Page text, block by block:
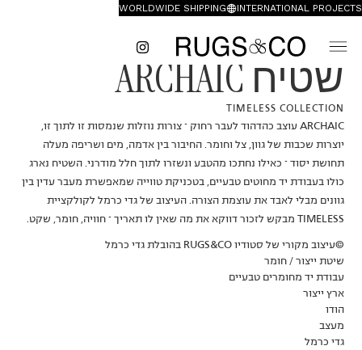
INTERNATIONAL PROJECTS
WORLDWIDE SHIPPING
שטיח ARCHAIC
TIMELESS COLLECTION
ARCHAIC עוצב כהדהוד לעבר רחוק – צורות נוזלות שנמסות זו לתוך זו,
יוצרות שכבות של גוון, צל וחומר. החיבור בין אדמה, מים ושריפה מעלה
תחושת יסוד – כאילו נחתכו מהטבע ונשזרו לתוך חלל מודרני. השטיח נארג
כולו בעבודת יד מחוטים טבעיים, בטכניקת טווייה שמאפשרת מעבר עדין בין
גוונים מבלי לאבד את עוצמת הצורה. העיצוב של גדי כרמל לקולקציית
TIMELESS מבקש לזכור דווקא את מה שאין לו תאריך – חוויה, חומר, שקט.
©עיצוב מקורי של סטודיו RUGS&CO בהובלת גדי כרמל
שיטת ייצור / חומר
עבודת יד מחומרים טבעיים
ארץ ייצור
הודו
מעצב
גדי כרמל